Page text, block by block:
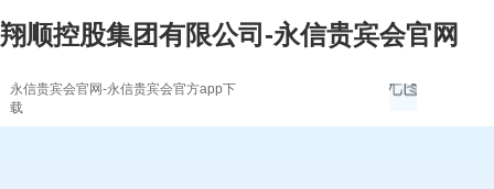
翔顺控股集团有限公司-永信贵宾会官网
永信贵宾会官网-永信贵宾会官方app下
载